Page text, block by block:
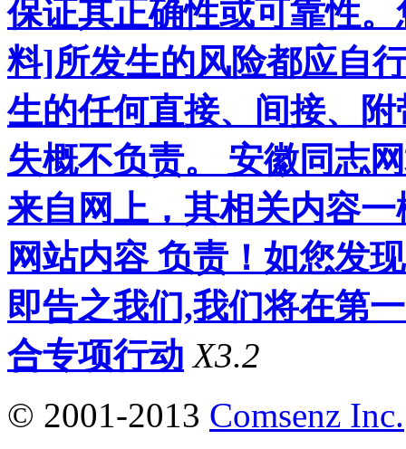
保证其正确性或可靠性
料]所发生的风险都应自
生的任何直接、间接、
失概不负责。 安徽同志
来自网上，其相关内容
网站内容 负责！如您发
即告之我们,我们将在第
合专项行动 X3.2
© 2001-2013 Comsenz Inc.